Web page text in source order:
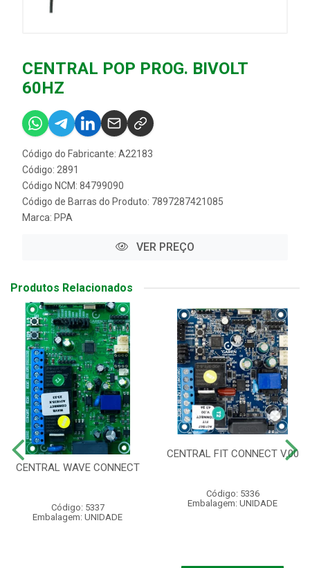
CENTRAL POP PROG. BIVOLT
60HZ
Código do Fabricante: A22183
Código: 2891
Código NCM: 84799090
Código de Barras do Produto: 7897287421085
Marca: PPA
VER PREÇO
Produtos Relacionados
CENTRAL WAVE CONNECT
Código: 5337
Embalagem: UNIDADE
CENTRAL FIT CONNECT V.00
Código: 5336
Embalagem: UNIDADE